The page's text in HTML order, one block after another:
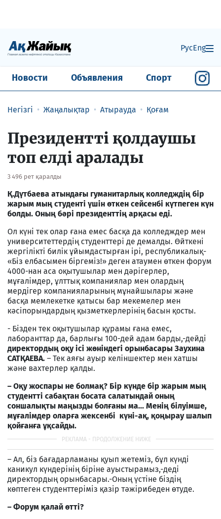
РусEng
Новости Объявления Спорт
Негізгі Жаңалықтар Атырауда Қоғам
Президентті қолдаушы
топ елді аралады
3 496 рет қаралды
Қ.Дүтбаева атындағы гуманитарлық колледждің бір
жарым мың студенті үшін өткен сейсенбі күтпеген күн
болды. Оның бәрі президенттің арқасы еді.
Ол күні тек олар ғана емес басқа да колледждер мен
университеттердің студенттері де демалды. Өйткені
жергілікті билік ұйымдастырған ірі, республикалық-
«Біз елбасымен біргеміз!» деген атаумен өткен форум
4000-нан аса оқытушылар мен дәрігерлер,
мұғалімдер, ұлттық компаниялар мен олардың
мердігер компанияларының мұнайшылары және
басқа мемлекетке қатысы бар мекемелер мен
кәсіпорындардың қызметкерлерінің басын қосты.
- Бізден тек оқытушылар құрамы ғана емес,
лаборанттар да, барлығы 100-дей адам барды,-дейді
директордың оқу ісі жөніндегі орынбасары Заухина
САТҚАЕВА. – Тек аяғы ауыр келіншектер мен хатшы
және вахтерлер қалды.
– Оқу жоспары не болмақ? Бір күнде бір жарым мың
студентті сабақтан босата салатындай оның
соншалықты маңызды болғаны ма... Менің білуімше,
мұғалімдер оларға жексенбі күні-ақ, қоңырау шалып
қойғанға ұқсайды.
– Ал, біз бағадарламаны қуып жетеміз, бұл күнді
каникул күндерінің біріне ауыстырамыз,-деді
директордың орынбасары.-Оның үстіне біздің
көптеген студенттеріміз қазір тәжірибеден өтуде.
– Форум қалай өтті?